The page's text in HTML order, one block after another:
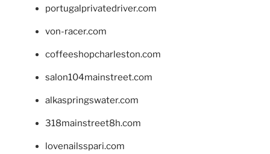
portugalprivatedriver.com
von-racer.com
coffeeshopcharleston.com
salon104mainstreet.com
alkaspringswater.com
318mainstreet8h.com
lovenailsspari.com